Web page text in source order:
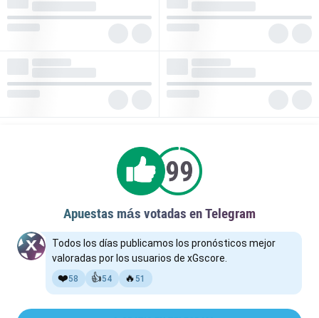
Apuestas más votadas en Telegram
Todos los días publicamos los pronósticos mejor
valoradas por los usuarios de xGscore.
❤️58 👍54 🔥 51